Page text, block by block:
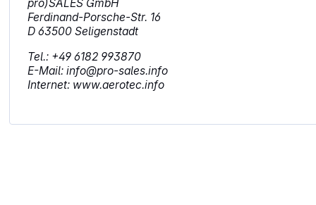
pro)SALES GmbH
Ferdinand-Porsche-Str. 16
D 63500 Seligenstadt
Tel.: +49 6182 993870
E-Mail: info@pro-sales.info
Internet: www.aerotec.info